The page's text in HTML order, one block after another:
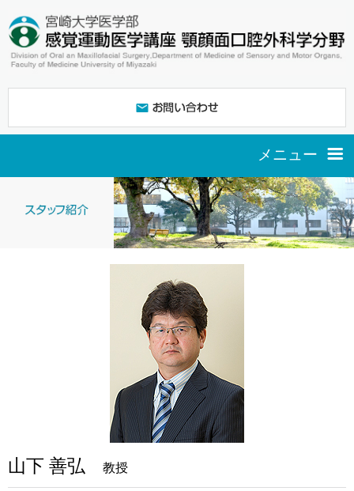
メニュー
ご挨拶
一般の方へ
山下 善弘
教授